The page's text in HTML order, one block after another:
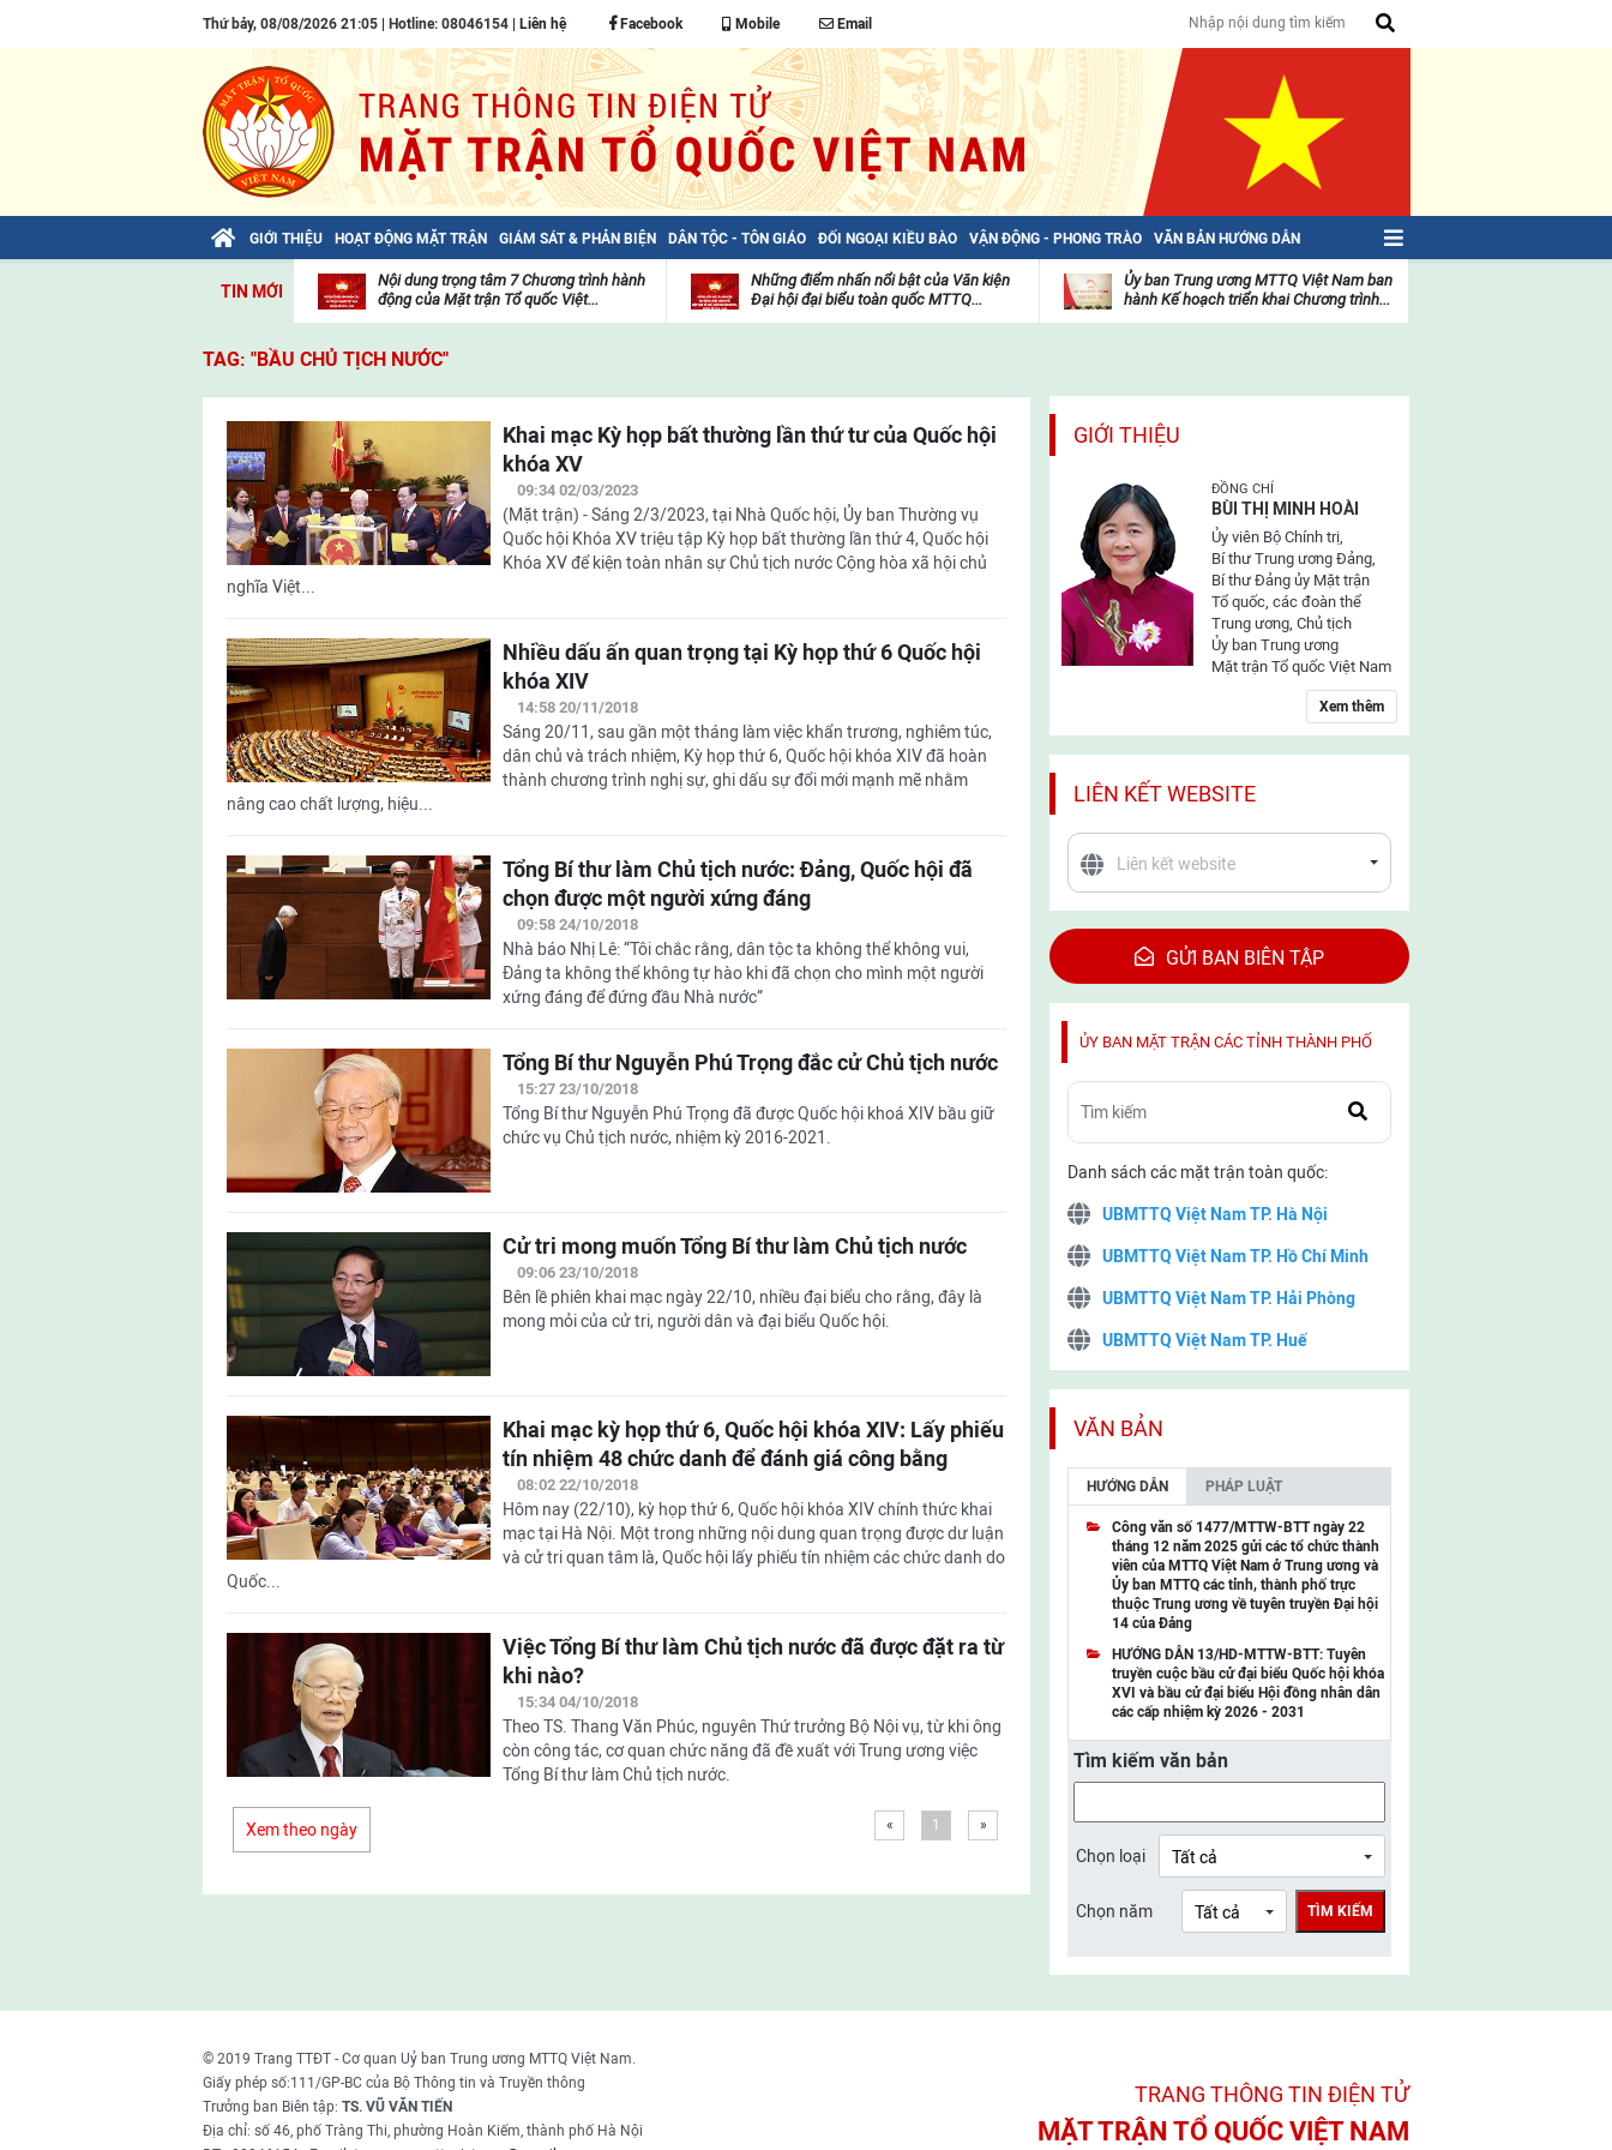
Thứ bảy, 08/08/2026 21:05 | Hotline: 08046154 | Liên hệ Facebook Mobile Email
GIỚI THIỆU HOẠT ĐỘNG MẶT TRẬN GIÁM SÁT & PHẢN BIỆN DÂN TỘC - TÔN GIÁO ĐỐI NGOẠI KIỀU BÀO VẬN ĐỘNG - PHONG TRÀO VĂN BẢN HƯỚNG DẪN
TIN MỚI
Bài viết của Tổng Bí thư Tô Lâm: TIẾN
viện
Nội dung trọng tâm 7 Chương trình hành
động của Mặt trận Tổ quốc Việt...
Những điểm nhấn nổi bật của Văn kiện
Đại hội đại biểu toàn quốc MTTQ...
mặt
trận
Ủy ban Trung ương MTTQ Việt Nam ban
hành Kế hoạch triển khai Chương trình...
TAG: "BẦU CHỦ TỊCH NƯỚC"
Khai mạc Kỳ họp bất thường lần thứ tư của Quốc hội
khóa XV
09:34 02/03/2023
(Mặt trận) - Sáng 2/3/2023, tại Nhà Quốc hội, Ủy ban Thường vụ
Quốc hội Khóa XV triệu tập Kỳ họp bất thường lần thứ 4, Quốc hội
Khóa XV để kiện toàn nhân sự Chủ tịch nước Cộng hòa xã hội chủ
nghĩa Việt...
Nhiều dấu ấn quan trọng tại Kỳ họp thứ 6 Quốc hội
khóa XIV
14:58 20/11/2018
Sáng 20/11, sau gần một tháng làm việc khẩn trương, nghiêm túc,
dân chủ và trách nhiệm, Kỳ họp thứ 6, Quốc hội khóa XIV đã hoàn
thành chương trình nghị sự, ghi dấu sự đổi mới mạnh mẽ nhằm
nâng cao chất lượng, hiệu...
Tổng Bí thư làm Chủ tịch nước: Đảng, Quốc hội đã
chọn được một người xứng đáng
09:58 24/10/2018
Nhà báo Nhị Lê: “Tôi chắc rằng, dân tộc ta không thể không vui,
Đảng ta không thể không tự hào khi đã chọn cho mình một người
xứng đáng để đứng đầu Nhà nước”
Tổng Bí thư Nguyễn Phú Trọng đắc cử Chủ tịch nước
15:27 23/10/2018
Tổng Bí thư Nguyễn Phú Trọng đã được Quốc hội khoá XIV bầu giữ
chức vụ Chủ tịch nước, nhiệm kỳ 2016-2021.
Cử tri mong muốn Tổng Bí thư làm Chủ tịch nước
09:06 23/10/2018
Bên lề phiên khai mạc ngày 22/10, nhiều đại biểu cho rằng, đây là
mong mỏi của cử tri, người dân và đại biểu Quốc hội.
Khai mạc kỳ họp thứ 6, Quốc hội khóa XIV: Lấy phiếu
tín nhiệm 48 chức danh để đánh giá công bằng
08:02 22/10/2018
Hôm nay (22/10), kỳ họp thứ 6, Quốc hội khóa XIV chính thức khai
mạc tại Hà Nội. Một trong những nội dung quan trọng được dư luận
và cử tri quan tâm là, Quốc hội lấy phiếu tín nhiệm các chức danh do
Quốc...
Việc Tổng Bí thư làm Chủ tịch nước đã được đặt ra từ
khi nào?
15:34 04/10/2018
Theo TS. Thang Văn Phúc, nguyên Thứ trưởng Bộ Nội vụ, từ khi ông
còn công tác, cơ quan chức năng đã đề xuất với Trung ương việc
Tổng Bí thư làm Chủ tịch nước.
Xem theo ngày « 1 »
GIỚI THIỆU
ĐỒNG CHÍ
BÙI THỊ MINH HOÀI
Ủy viên Bộ Chính trị,
Bí thư Trung ương Đảng,
Bí thư Đảng ủy Mặt trận
Tổ quốc, các đoàn thể
Trung ương, Chủ tịch
Ủy ban Trung ương
Mặt trận Tổ quốc Việt Nam
Xem thêm
LIÊN KẾT WEBSITE
GỬI BAN BIÊN TẬP
ỦY BAN MẶT TRẬN CÁC TỈNH THÀNH PHỐ
Danh sách các mặt trận toàn quốc:
UBMTTQ Việt Nam TP. Hà Nội
UBMTTQ Việt Nam TP. Hồ Chí Minh
UBMTTQ Việt Nam TP. Hải Phòng
UBMTTQ Việt Nam TP. Huế
UBMTTQ Việt Nam TP. Cần Thơ
UBMTTQ Việt Nam tỉnh Quảng Ninh
UBMTTQ Việt Nam tỉnh Cao Bằng
UBMTTQ Việt Nam tỉnh Lạng Sơn
UBMTTQ Việt Nam tỉnh Lai Châu
UBMTTQ Việt Nam tỉnh Điện Biên
UBMTTQ Việt Nam tỉnh Sơn La
UBMTTQ Việt Nam tỉnh Thanh Hóa
UBMTTQ Việt Nam tỉnh Nghệ An
UBMTTQ Việt Nam tỉnh Lào Cai
UBMTTQ Việt Nam tỉnh Thái Nguyên
UBMTTQ Việt Nam tỉnh Bắc Ninh
UBMTTQ Việt Nam tỉnh Ninh Bình
UBMTTQ Việt Nam tỉnh Quảng Trị
VĂN BẢN
HƯỚNG DẪN PHÁP LUẬT
Công văn số 1477/MTTW-BTT ngày 22
tháng 12 năm 2025 gửi các tổ chức thành
viên của MTTQ Việt Nam ở Trung ương và
Ủy ban MTTQ các tỉnh, thành phố trực
thuộc Trung ương về tuyên truyền Đại hội
14 của Đảng
HƯỚNG DẪN 13/HD-MTTW-BTT: Tuyên
truyền cuộc bầu cử đại biểu Quốc hội khóa
XVI và bầu cử đại biểu Hội đồng nhân dân
các cấp nhiệm kỳ 2026 - 2031
Tìm kiếm văn bản
Chọn loại
Chọn năm TÌM KIẾM
© 2019 Trang TTĐT - Cơ quan Uỷ ban Trung ương MTTQ Việt Nam.
Giấy phép số:111/GP-BC của Bộ Thông tin và Truyền thông
Trưởng ban Biên tập: TS. VŨ VĂN TIẾN
Địa chỉ: số 46, phố Tràng Thi, phường Hoàn Kiếm, thành phố Hà Nội
TRANG THÔNG TIN ĐIỆN TỬ­
MẶT TRẬN TỔ QUỐC VIỆT NAM